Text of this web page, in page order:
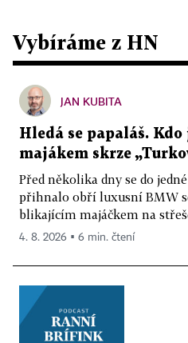
Vybíráme z HN
JAN KUBITA
Hledá se papaláš.
majákem skrze
Před několika dny se do
přihnalo obří luxusní BMW
blikajícím majáčkem na
4. 8. 2026 ▪ 6 min. čtení